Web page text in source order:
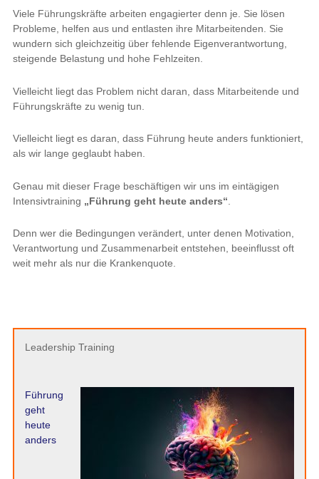
Viele Führungskräfte arbeiten engagierter denn je. Sie lösen
Probleme, helfen aus und entlasten ihre Mitarbeitenden. Sie
wundern sich gleichzeitig über fehlende Eigenverantwortung,
steigende Belastung und hohe Fehlzeiten.
Vielleicht liegt das Problem nicht daran, dass Mitarbeitende und
Führungskräfte zu wenig tun.
Vielleicht liegt es daran, dass Führung heute anders funktioniert,
als wir lange geglaubt haben.
Genau mit dieser Frage beschäftigen wir uns im eintägigen
Intensivtraining „Führung geht heute anders“
Denn wer die Bedingungen verändert, unter denen Motivation,
Verantwortung und Zusammenarbeit entstehen, beeinflusst oft
weit mehr als nur die Krankenquote.
Leadership Training
Führung
geht
heute
anders